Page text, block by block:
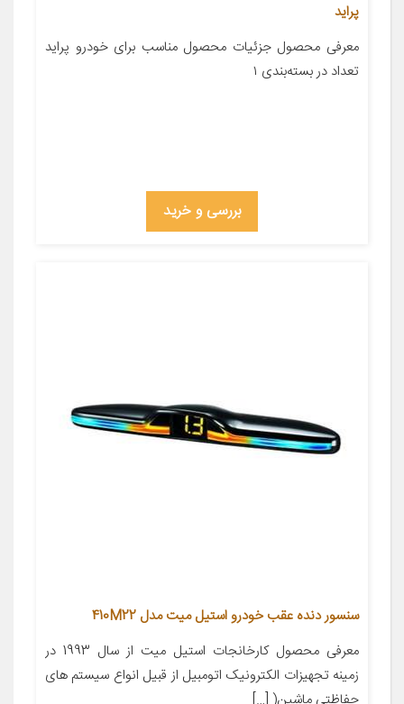
پراید
معرفی محصول جزئیات محصول مناسب برای خودرو پراید
تعداد در بسته‌بندی ۱
بررسی و خرید
سنسور دنده عقب خودرو استیل میت مدل 410M22
معرفی محصول کارخانجات استیل میت از سال 1993 در
زمینه تجهیزات الکترونیک اتومبیل از قبیل انواع سیستم های